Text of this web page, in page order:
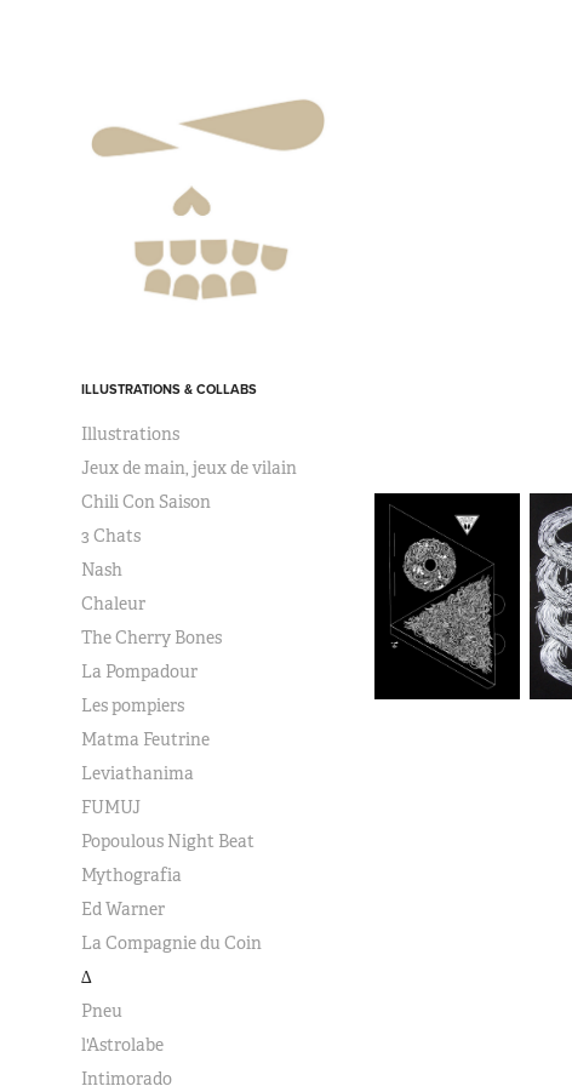
ILLUSTRATIONS & COLLABS
Illustrations
Jeux de main, jeux de vilain
Chili Con Saison
3 Chats
Nash
Chaleur
The Cherry Bones
La Pompadour
Les pompiers
Matma Feutrine
Leviathanima
FUMUJ
Popoulous Night Beat
Mythografia
Ed Warner
La Compagnie du Coin
∆
Pneu
l'Astrolabe
Intimorado